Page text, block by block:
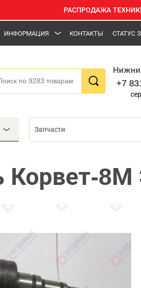
РАСПРОДАЖА
ИНФОРМАЦИЯ КОНТАКТЫ СТАТУС
+7
Запчасти
8М